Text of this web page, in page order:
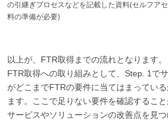
の引継ぎプロセスなどを記載した資料(セルフア
料の準備が必要)
以上が、FTR取得までの流れとなります。
FTR取得への取り組みとして、Step. 1で
がどこまでFTRの要件に当てはまってい
ます。ここで足りない要件を確認するこ
サービスやソリューションの改善点を見